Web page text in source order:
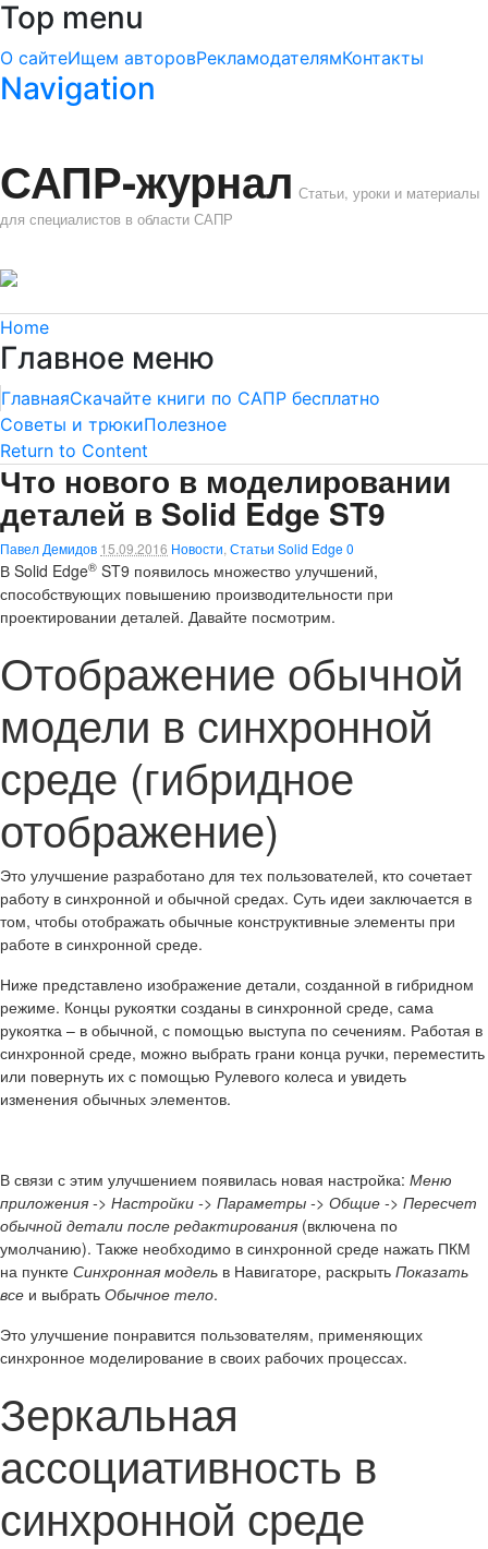
Top menu
О сайтеИщем авторовРекламодателямКонтакты
Navigation
САПР-журнал Статьи, уроки и материалы
для специалистов в области САПР
Home
Главное меню
ГлавнаяСкачайте книги по САПР бесплатно
Советы и трюкиПолезное
Return to Content
Что нового в моделировании
деталей в Solid Edge ST9
Павел Демидов 15.09.2016 Новости Статьи Solid Edge0
В Solid Edge® ST9 появилось множество улучшений,
способствующих повышению производительности при
проектировании деталей. Давайте посмотрим.
Отображение обычной
модели в синхронной
среде (гибридное
отображение)
Это улучшение разработано для тех пользователей, кто сочетает
работу в синхронной и обычной средах. Суть идеи заключается в
том, чтобы отображать обычные конструктивные элементы при
работе в синхронной среде.
Ниже представлено изображение детали, созданной в гибридном
режиме. Концы рукоятки созданы в синхронной среде, сама
рукоятка – в обычной, с помощью выступа по сечениям. Работая в
синхронной среде, можно выбрать грани конца ручки, переместить
или повернуть их с помощью Рулевого колеса и увидеть
изменения обычных элементов.
В связи с этим улучшением появилась новая настройка: Меню
приложения -> Настройки -> Параметры -> Общие -> Пересчет
обычной детали после редактирования (включена по
умолчанию). Также необходимо в синхронной среде нажать ПКМ
на пункте Синхронная модель в Навигаторе, раскрыть Показать
все и выбрать Обычное тело.
Это улучшение понравится пользователям, применяющих
синхронное моделирование в своих рабочих процессах.
Зеркальная
ассоциативность в
синхронной среде